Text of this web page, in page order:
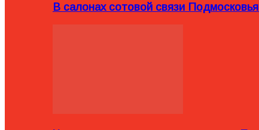
В салонах сотовой связи